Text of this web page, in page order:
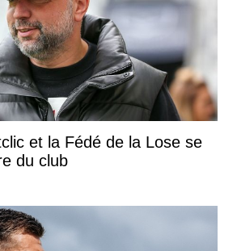
et la Fédé de la Lose se
du club